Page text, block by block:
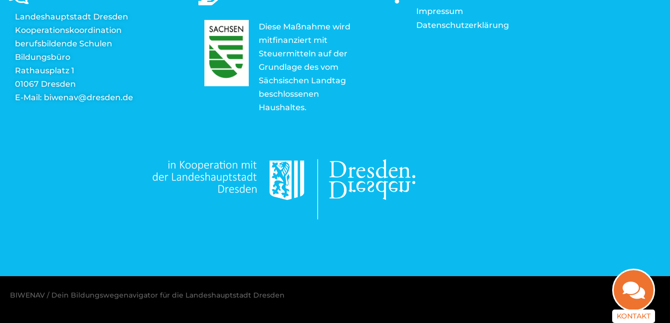
Landeshauptstadt Dresden
Kooperationskoordination
berufsbildende Schulen
Bildungsbüro
Rathausplatz 1
01067 Dresden
E-Mail: biwenav@dresden.de
Diese Maßnahme wird
mitfinanziert mit
Steuermitteln auf der
Grundlage des vom
Sächsischen Landtag
beschlossenen
Haushaltes.
Impressum
Datenschutzerklärung
BIWENAV / Dein Bildungswegenavigator für die Landeshauptstadt Dresden
KONTAKT